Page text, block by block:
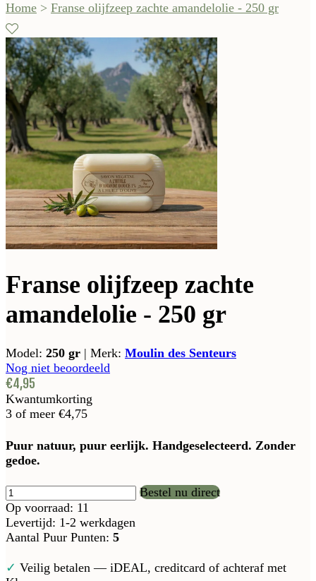
Home > Franse olijfzeep zachte amandelolie - 250 gr
Franse olijfzeep zachte
amandelolie - 250 gr
Model: 250 gr | Merk: Moulin des Senteurs
Nog niet beoordeeld
€4,95
Kwantumkorting
3 of meer €4,75
Puur natuur, puur eerlijk. Handgeselecteerd. Zonder
gedoe.
Bestel nu direct
Op voorraad: 11
Levertijd: 1-2 werkdagen
Aantal Puur Punten: 5
✓ Veilig betalen — iDEAL, creditcard of achteraf met